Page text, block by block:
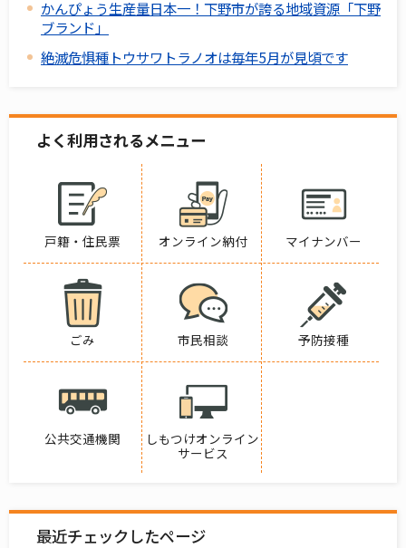
かんぴょう生産量日本一！下野市が誇る地域資源「下野
ブランド」
絶滅危惧種トウサワトラノオは毎年5月が見頃です
よく利用されるメニュー
戸籍・住民票 オンライン納付 マイナンバー
ごみ 市民相談 予防接種
公共交通機関
しもつけオンライン
サービス
最近チェックしたページ